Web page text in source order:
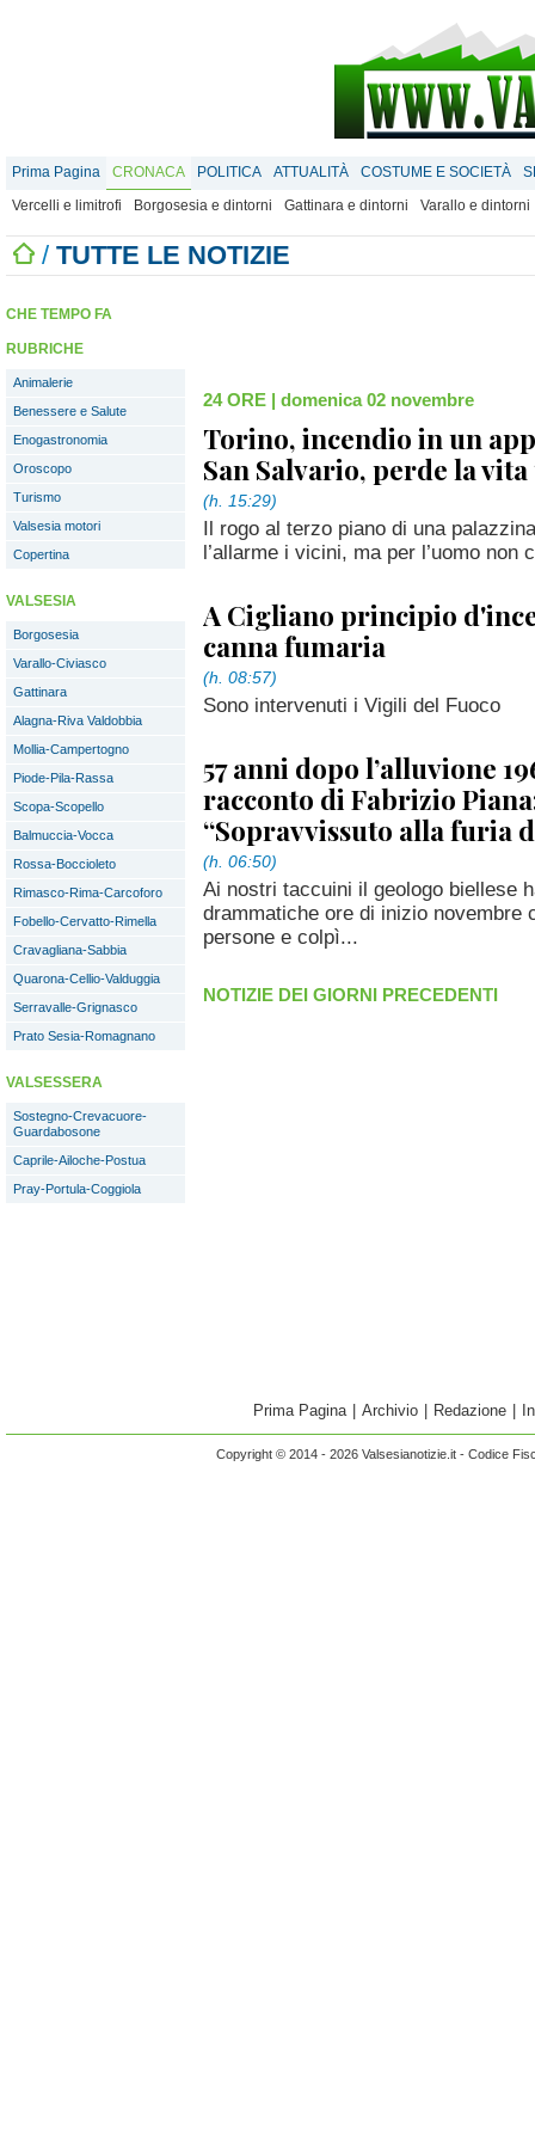
Prima Pagina CRONACA POLITICA ATTUALITÀ COSTUME E SOCIETÀ
Vercelli e limitrofi
Borgosesia e dintorni Gattinara e dintorni Varallo e dintorni
/ TUTTE LE NOTIZIE
CHE TEMPO FA
RUBRICHE
Animalerie
Benessere e Salute
Enogastronomia
Oroscopo
Turismo
Valsesia motori
Copertina
VALSESIA
Borgosesia
Varallo-Civiasco
Gattinara
Alagna-Riva Valdobbia
Mollia-Campertogno
Piode-Pila-Rassa
Scopa-Scopello
Balmuccia-Vocca
Rossa-Boccioleto
Rimasco-Rima-Carcoforo
Fobello-Cervatto-Rimella
Cravagliana-Sabbia
Quarona-Cellio-Valduggia
Serravalle-Grignasco
Prato Sesia-Romagnano
VALSESSERA
Sostegno-Crevacuore-
Guardabosone
Caprile-Ailoche-Postua
Pray-Portula-Coggiola
24 ORE | domenica 02 novembre
Torino, incendio in un
San Salvario, perde la vita
(h. 15:29)
Il rogo al terzo piano di una
l’allarme i vicini, ma per l’uomo non
A Cigliano principio
canna fumaria
(h. 08:57)
Sono intervenuti i Vigili del Fuoco
57 anni dopo l’alluvione
racconto di Fabrizio
“Sopravvissuto alla furia
(h. 06:50)
Ai nostri taccuini il geologo biellese
drammatiche ore di inizio novembre
persone e colpì...
NOTIZIE DEI GIORNI PRECEDENTI
Prima Pagina Archivio Redazione
Copyright © 2014 - 2026 Valsesianotizie.it - Codice